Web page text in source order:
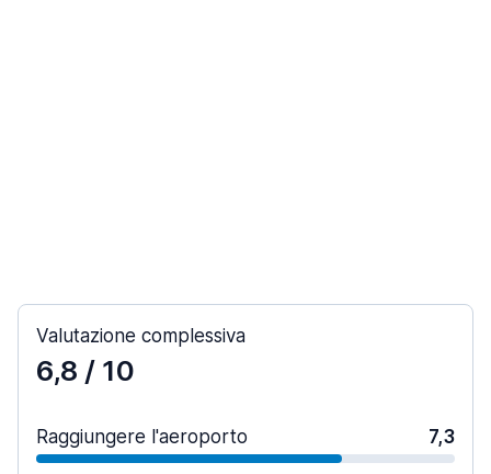
Valutazione complessiva
6,8 / 10
Raggiungere l'aeroporto 7,3